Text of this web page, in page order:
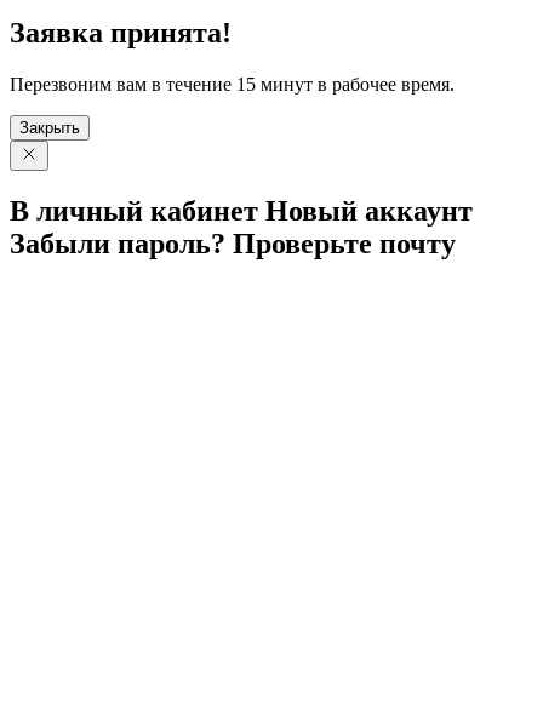
Заявка принята!
Перезвоним вам в течение 15 минут в рабочее время.
Закрыть
В личный кабинет Новый аккаунт
Забыли пароль? Проверьте почту